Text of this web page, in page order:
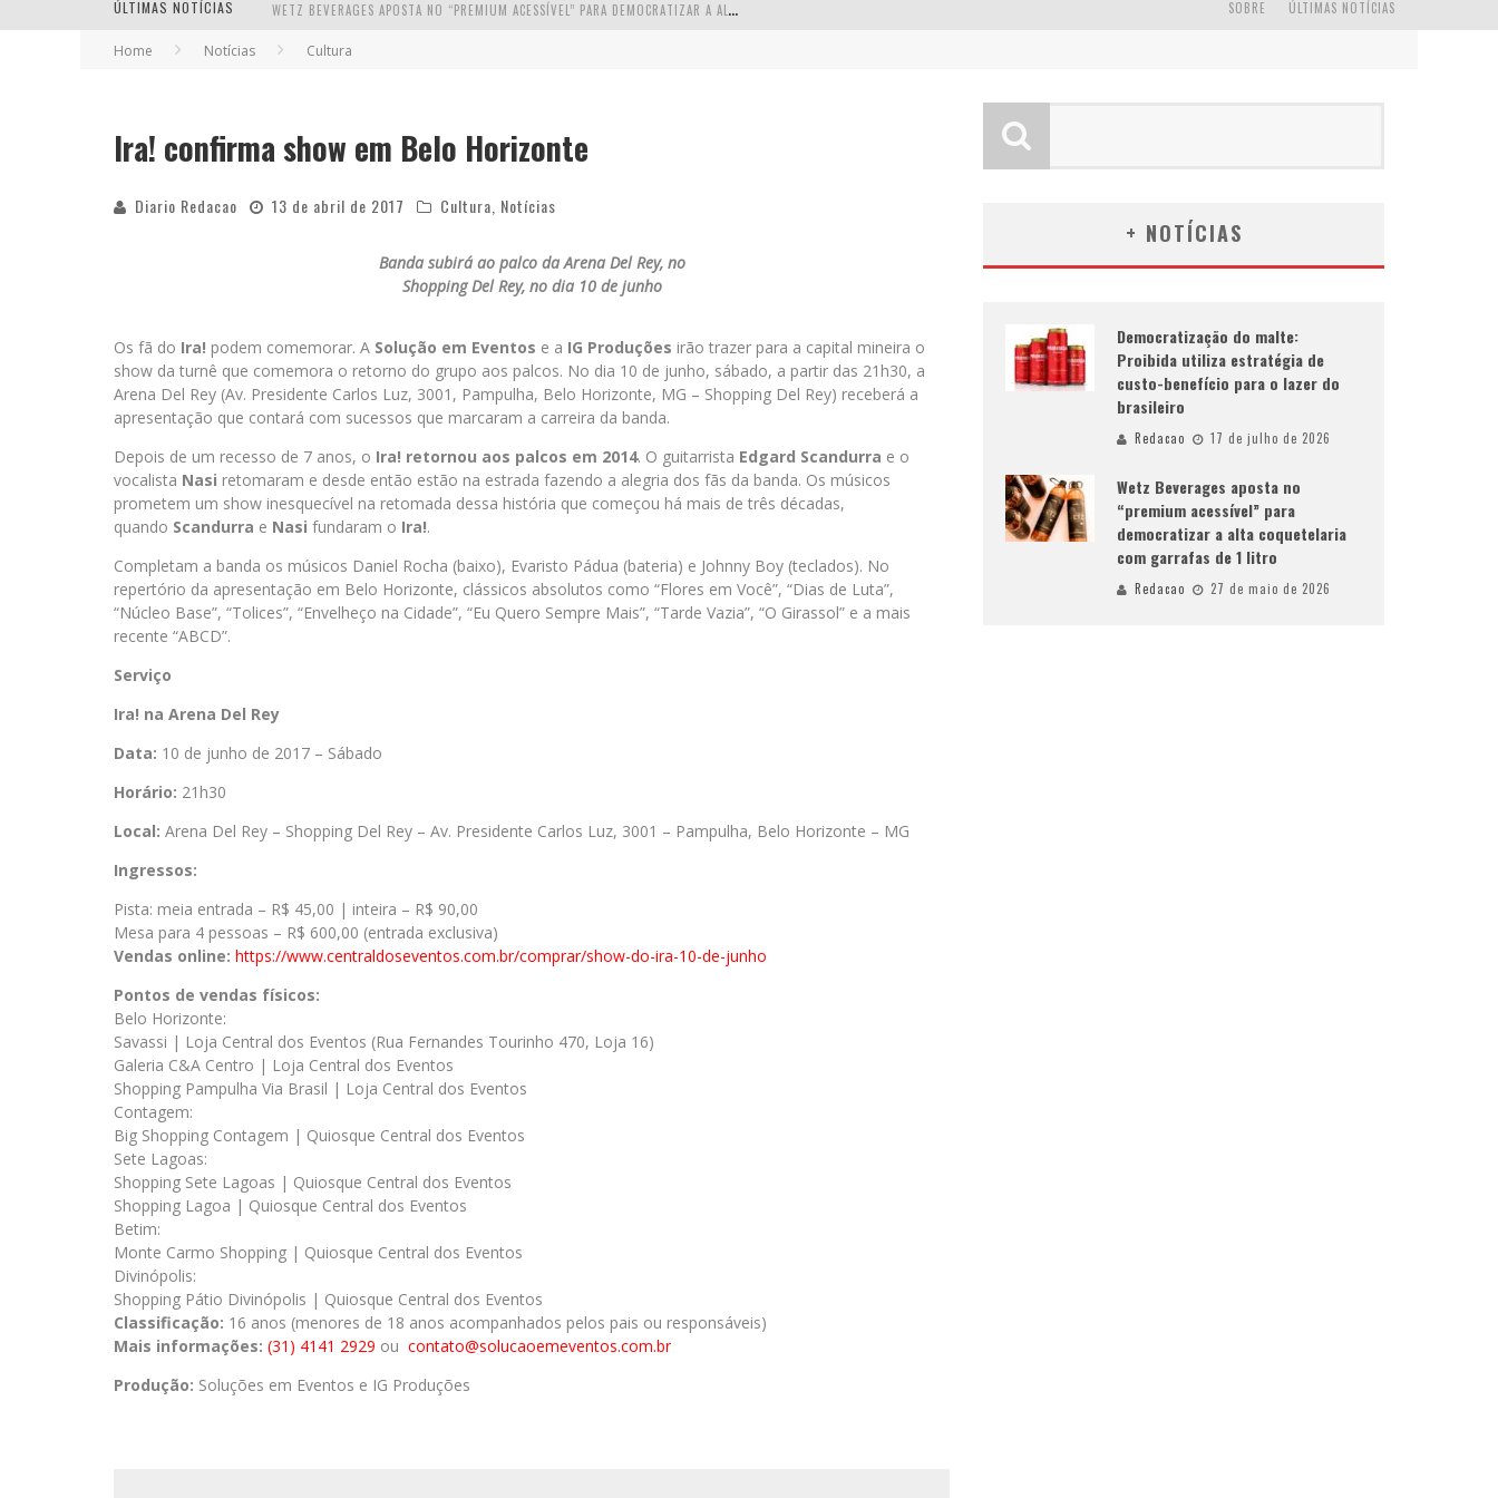
ÚLTIMAS NOTÍCIAS ÚLTIMAS NOTÍCIAS
SOBRE
Home Notícias Cultura
Ira! confirma show em Belo Horizonte
Diario Redacao 13 de abril de 2017 Cultura Notícias
Banda subirá ao palco da Arena Del Rey, no
Shopping Del Rey, no dia 10 de junho
Os fã do Ira! podem comemorar. A Solução em Eventos e a IG Produções irão trazer para a capital mineira o
show da turnê que comemora o retorno do grupo aos palcos. No dia 10 de junho, sábado, a partir das 21h30, a
Arena Del Rey (Av. Presidente Carlos Luz, 3001, Pampulha, Belo Horizonte, MG – Shopping Del Rey) receberá a
apresentação que contará com sucessos que marcaram a carreira da banda.
Depois de um recesso de 7 anos, o Ira! retornou aos palcos em 2014. O guitarrista Edgard Scandurra e o
vocalista Nasi retomaram e desde então estão na estrada fazendo a alegria dos fãs da banda. Os músicos
prometem um show inesquecível na retomada dessa história que começou há mais de três décadas,
quando Scandurra e Nasi fundaram o Ira!.
Completam a banda os músicos Daniel Rocha (baixo), Evaristo Pádua (bateria) e Johnny Boy (teclados). No
repertório da apresentação em Belo Horizonte, clássicos absolutos como “Flores em Você”, “Dias de Luta”,
“Núcleo Base”, “Tolices”, “Envelheço na Cidade”, “Eu Quero Sempre Mais”, “Tarde Vazia”, “O Girassol” e a mais
recente “ABCD”.
Serviço
Ira! na Arena Del Rey
Data: 10 de junho de 2017 – Sábado
Horário: 21h30
Local: Arena Del Rey – Shopping Del Rey – Av. Presidente Carlos Luz, 3001 – Pampulha, Belo Horizonte – MG
Ingressos:
Pista: meia entrada – R$ 45,00 | inteira – R$ 90,00
Mesa para 4 pessoas – R$ 600,00 (entrada exclusiva)
Vendas online: https://www.centraldoseventos.com.br/comprar/show-do-ira-10-de-junho
Pontos de vendas físicos:
Belo Horizonte:
Savassi | Loja Central dos Eventos (Rua Fernandes Tourinho 470, Loja 16)
Galeria C&A Centro | Loja Central dos Eventos
Shopping Pampulha Via Brasil | Loja Central dos Eventos
Contagem:
Big Shopping Contagem | Quiosque Central dos Eventos
Sete Lagoas:
Shopping Sete Lagoas | Quiosque Central dos Eventos
Shopping Lagoa | Quiosque Central dos Eventos
Betim:
Monte Carmo Shopping | Quiosque Central dos Eventos
Divinópolis:
Shopping Pátio Divinópolis | Quiosque Central dos Eventos
Classificação: 16 anos (menores de 18 anos acompanhados pelos pais ou responsáveis)
Mais informações: (31) 4141 2929 ou contato@solucaoemeventos.com.br
Produção: Soluções em Eventos e IG Produções
+ NOTÍCIAS
Democratização do malte:
Proibida utiliza estratégia de
custo-benefício para o lazer do
brasileiro
Redacao 17 de julho de 2026
Wetz Beverages aposta no
“premium acessível” para
democratizar a alta coquetelaria
com garrafas de 1 litro
Redacao 27 de maio de 2026